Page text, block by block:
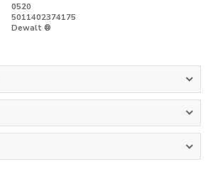
0520
5011402374175
Dewalt ®